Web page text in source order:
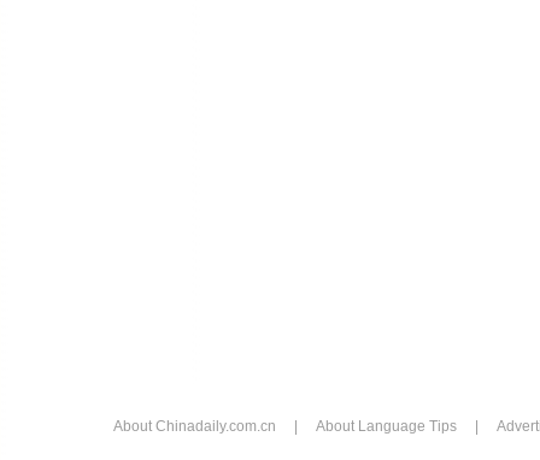
About Chinadaily.com.cn About Language Tips